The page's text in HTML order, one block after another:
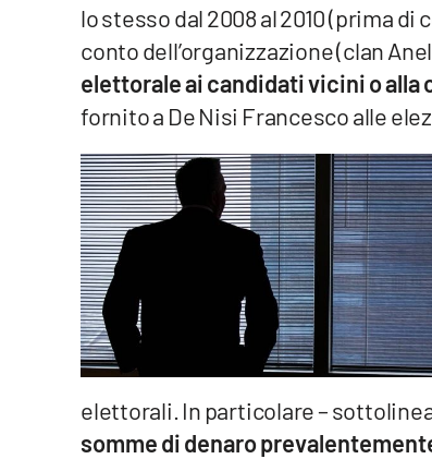
Buona Sanità Calabria
Calabriavisione
Destinazioni
lo stesso dal 2008 al 2010 (prima
conto dell’organizzazione (clan
elettorale ai candidati vicini o alla
fornito a De Nisi Francesco alle
elettorali. In particolare – sottolinea
somme di denaro